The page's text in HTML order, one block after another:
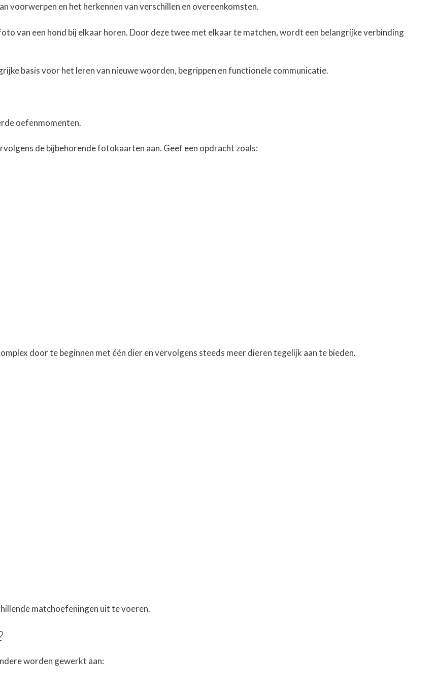
voorwerpen en het herkennen van verschillen en overeenkomsten.
van een hond bij elkaar horen. Door deze twee met elkaar te matchen, wordt een belangrijke verbinding
basis voor het leren van nieuwe woorden, begrippen en functionele communicatie.
oefenmomenten.
de bijbehorende fotokaarten aan. Geef een opdracht zoals:
door te beginnen met één dier en vervolgens steeds meer dieren tegelijk aan te bieden.
matchoefeningen uit te voeren.
worden gewerkt aan: